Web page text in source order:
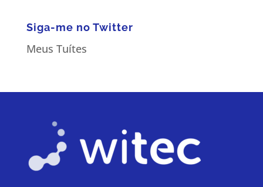
Siga-me no Twitter
Meus Tuítes